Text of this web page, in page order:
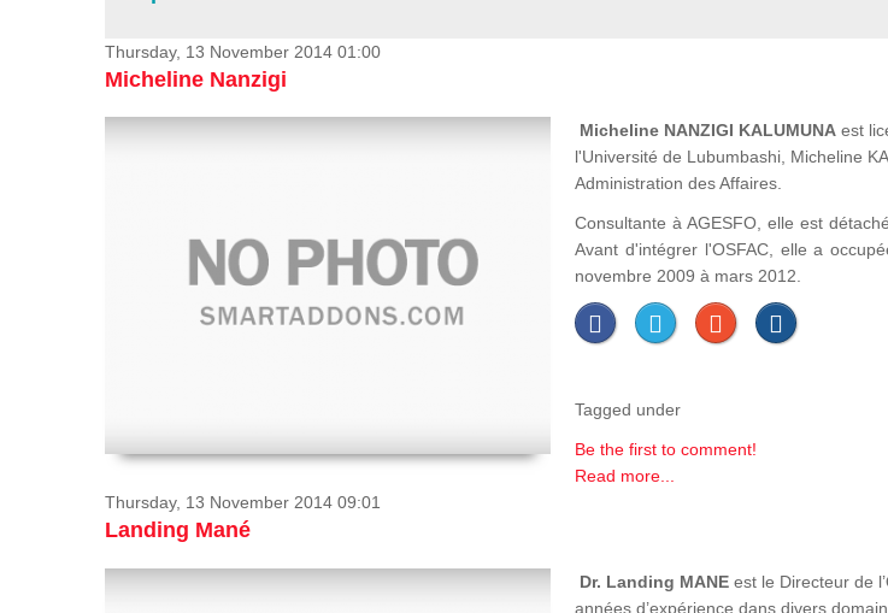
Thursday, 13 November 2014 01:00
Micheline Nanzigi
Micheline NANZIGI KALUMUNA est
l'Université de Lubumbashi, Micheline
Administration des Affaires.
Consultante à AGESFO, elle est
Avant d'intégrer l'OSFAC, elle a
novembre 2009 à mars 2012.
Tagged under
Be the first to comment!
Read more...
Thursday, 13 November 2014 09:01
Landing Mané
Dr. Landing MANE est le Directeur de
années d’expérience dans divers